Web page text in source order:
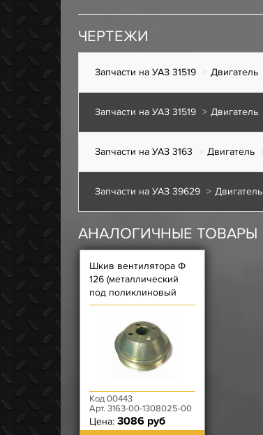
ЧЕРТЕЖИ
Запчасти на УАЗ 31519 Двигатель
Запчасти на УАЗ 31519 Двигатель
Запчасти на УАЗ 3163 Двигатель
Запчасти на УАЗ 39629 Двигатель
АНАЛОГИЧНЫЕ ТОВАРЫ
Шкив вентилятора Ф
126 (металлический
под поликлиновый
ремень) для двигателя
Код 00443
Арт. 3163-00-1308025-00
Цена: 3086 руб